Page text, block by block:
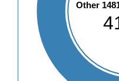
Other